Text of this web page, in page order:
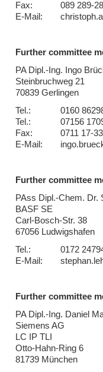
Fax:
E-Mail:
089 289-
Further committee
PA Dipl.-Ing. Ingo
Steinbruchweg 21
70839 Gerlingen
Tel.:
Tel.:
Fax:
E-Mail:
0160
07156
0711 17-
Further committee
PAss Dipl.-Chem. Dr.
BASF SE
Carl-Bosch-Str. 38
67056 Ludwigshafen
Tel.:
E-Mail:
0172
Further committee
PA Dipl.-Ing. Daniel
Siemens AG
LC IP TLI
Otto-Hahn-Ring 6
81739 München